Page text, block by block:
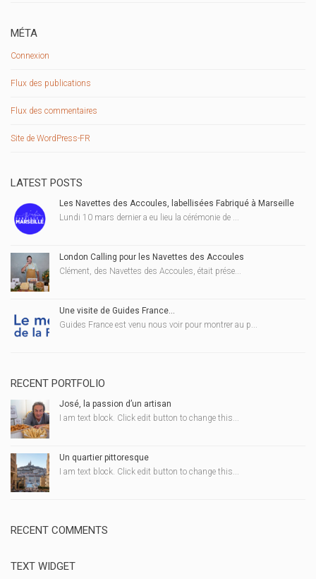
MÉTA
Connexion
Flux des publications
Flux des commentaires
Site de WordPress-FR
LATEST POSTS
Les Navettes des Accoules, labellisées Fabriqué à Marseille
Lundi 10 mars dernier a eu lieu la cérémonie de ...
London Calling pour les Navettes des Accoules
Clément, des Navettes des Accoules, était prése...
Une visite de Guides France…
Guides France est venu nous voir pour montrer au p...
RECENT PORTFOLIO
José, la passion d’un artisan
I am text block. Click edit button to change this...
Un quartier pittoresque
I am text block. Click edit button to change this...
RECENT COMMENTS
TEXT WIDGET